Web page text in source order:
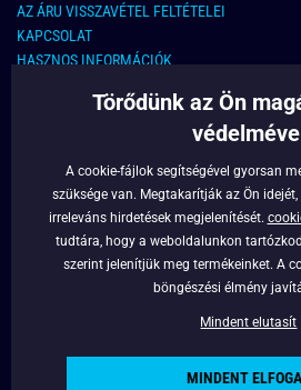
AZ ÁRU VISSZAVÉTEL FELTÉTELEI
KAPCSOLAT
HASZNOS INFORMÁCIÓK
KAPCSOLAT
info@legyferfi.hu
FONTOS INFORMÁCIÓK
RÓLUNK
Törődünk az Ön
A cookie-fájlok segítségével gyorsan
szüksége van. Megtakarítják az Ön
irreleváns hirdetések megjelenítését.
tudtára, hogy a weboldalunkon
szerint jelenítjük meg termékeinket. A
böngészési élmény
Mindent elutasít
MINDENT